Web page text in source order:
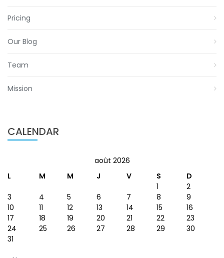
Pricing
Our Blog
Team
Mission
CALENDAR
août 2026
L
M M J V S
D
1
2
3
4 5 6 7 8
9
10
11 12 13 14 15
16
17
18 19 20 21 22
23
24
25 26 27 28 29
30
31